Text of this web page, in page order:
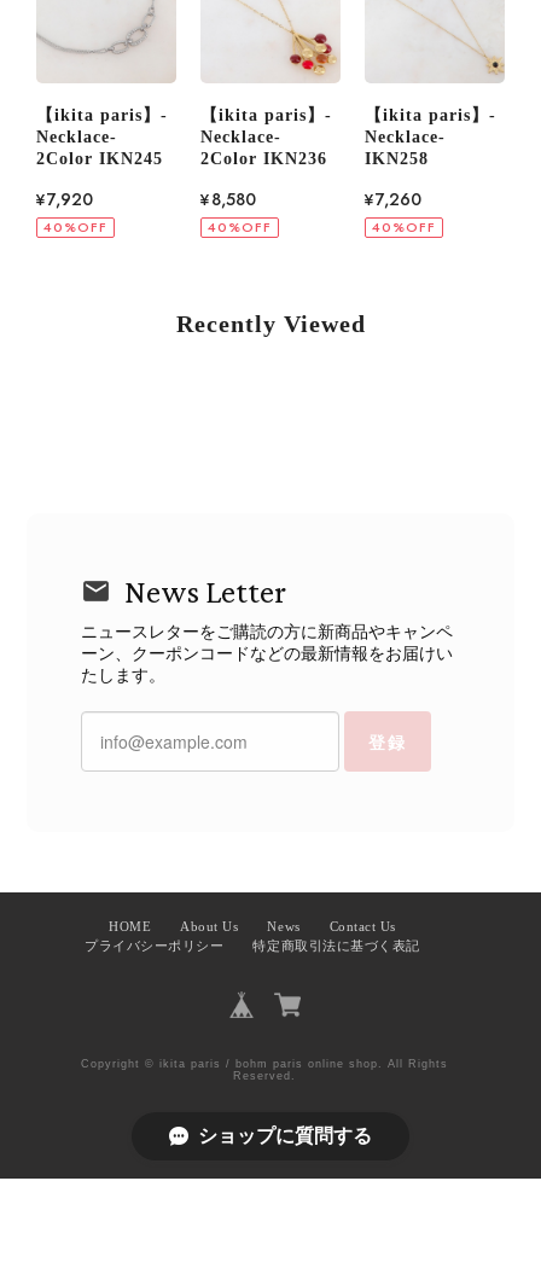
【ikita paris】-
Necklace-
2Color IKN245
¥7,920
40%OFF
【ikita paris】-
Necklace-
2Color IKN236
¥8,580
40%OFF
【ikita paris】-
Necklace-
IKN258
¥7,260
40%OFF
【
Recently Viewed
News Letter
ニュースレターをご購読の方に新商品やキャンペ
ーン、クーポンコードなどの最新情報をお届けい
たします。
登録
HOME About Us News
Contact Us
プライバシーポリシー
特定商取引法に基づく表記
Copyright © ikita paris / bohm paris online shop. All Rights
Reserved.
ショップに質問する